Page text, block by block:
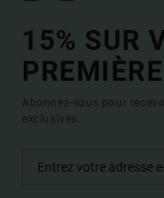
15% SUR
Abonnez-vous pour
exclusives.